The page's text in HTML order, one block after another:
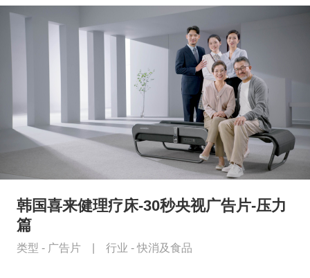
韩国喜来健理疗床-30秒央视广告片-压力
篇
类型 - 广告片 行业 -快消及食品